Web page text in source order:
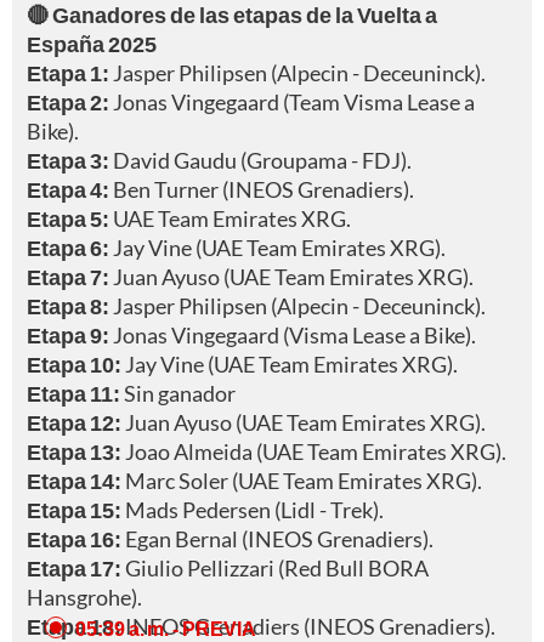
🔴 Ganadores de las etapas de la Vuelta a
España 2025
Etapa 1: Jasper Philipsen (Alpecin - Deceuninck).
Etapa 2: Jonas Vingegaard (Team Visma Lease a
Bike).
Etapa 3: David Gaudu (Groupama - FDJ).
Etapa 4: Ben Turner (INEOS Grenadiers).
Etapa 5: UAE Team Emirates XRG.
Etapa 6: Jay Vine (UAE Team Emirates XRG).
Etapa 7: Juan Ayuso (UAE Team Emirates XRG).
Etapa 8: Jasper Philipsen (Alpecin - Deceuninck).
Etapa 9: Jonas Vingegaard (Visma Lease a Bike).
Etapa 10: Jay Vine (UAE Team Emirates XRG).
Etapa 11:Sin ganador
Etapa 12: Juan Ayuso (UAE Team Emirates XRG).
Etapa 13: Joao Almeida (UAE Team Emirates XRG).
Etapa 14: Marc Soler (UAE Team Emirates XRG).
Etapa 15: Mads Pedersen (Lidl - Trek).
Etapa 16: Egan Bernal (INEOS Grenadiers).
Etapa 17:Giulio Pellizzari (Red Bull BORA
Hansgrohe).
Etapa 18:INEOS Grenadiers (INEOS Grenadiers).
05:39 a. m.- PREVIA